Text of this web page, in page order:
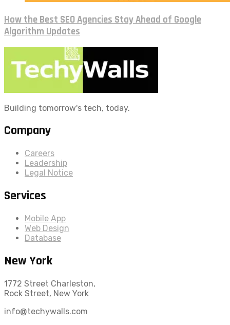
How the Best SEO Agencies Stay Ahead of Google
Algorithm Updates
Building tomorrow's tech, today.
Company
Careers
Leadership
Legal Notice
Services
Mobile App
Web Design
Database
New York
1772 Street Charleston,
Rock Street, New York
info@techywalls.com